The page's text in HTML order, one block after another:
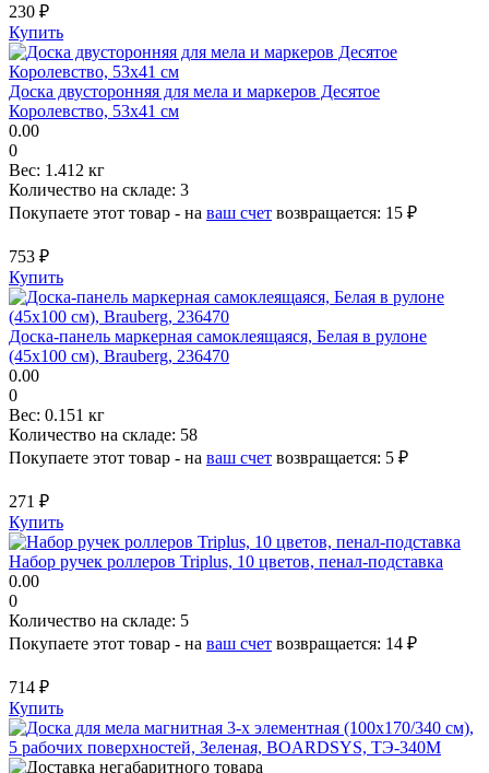
230 ₽
Купить
Доска двусторонняя для мела и маркеров Десятое
Королевство, 53х41 см
0.00
0
Вес: 1.412 кг
Количество на складе: 3
Покупаете этот товар - на ваш счет возвращается: 15 ₽
753 ₽
Купить
Доска-панель маркерная самоклеящаяся, Белая в рулоне
(45х100 см), Brauberg, 236470
0.00
0
Вес: 0.151 кг
Количество на складе: 58
Покупаете этот товар - на ваш счет возвращается: 5 ₽
271 ₽
Купить
Набор ручек роллеров Triplus, 10 цветов, пенал-подставка
0.00
0
Количество на складе: 5
Покупаете этот товар - на ваш счет возвращается: 14 ₽
714 ₽
Купить